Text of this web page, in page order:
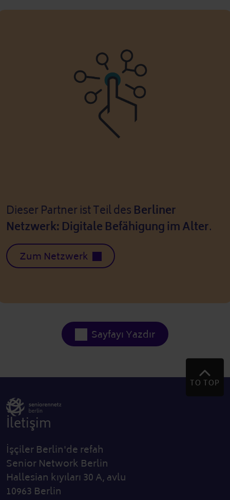
Dieser Partner ist Teil des Berliner
Netzwerk: Digitale Befähigung im Alter.
Zum Netzwerk
Sayfayı Yazdır
TO TOP
İletişim
İşçiler Berlin'de refah
Senior Network Berlin
Hallesian kıyıları 30 A, avlu
10963 Berlin